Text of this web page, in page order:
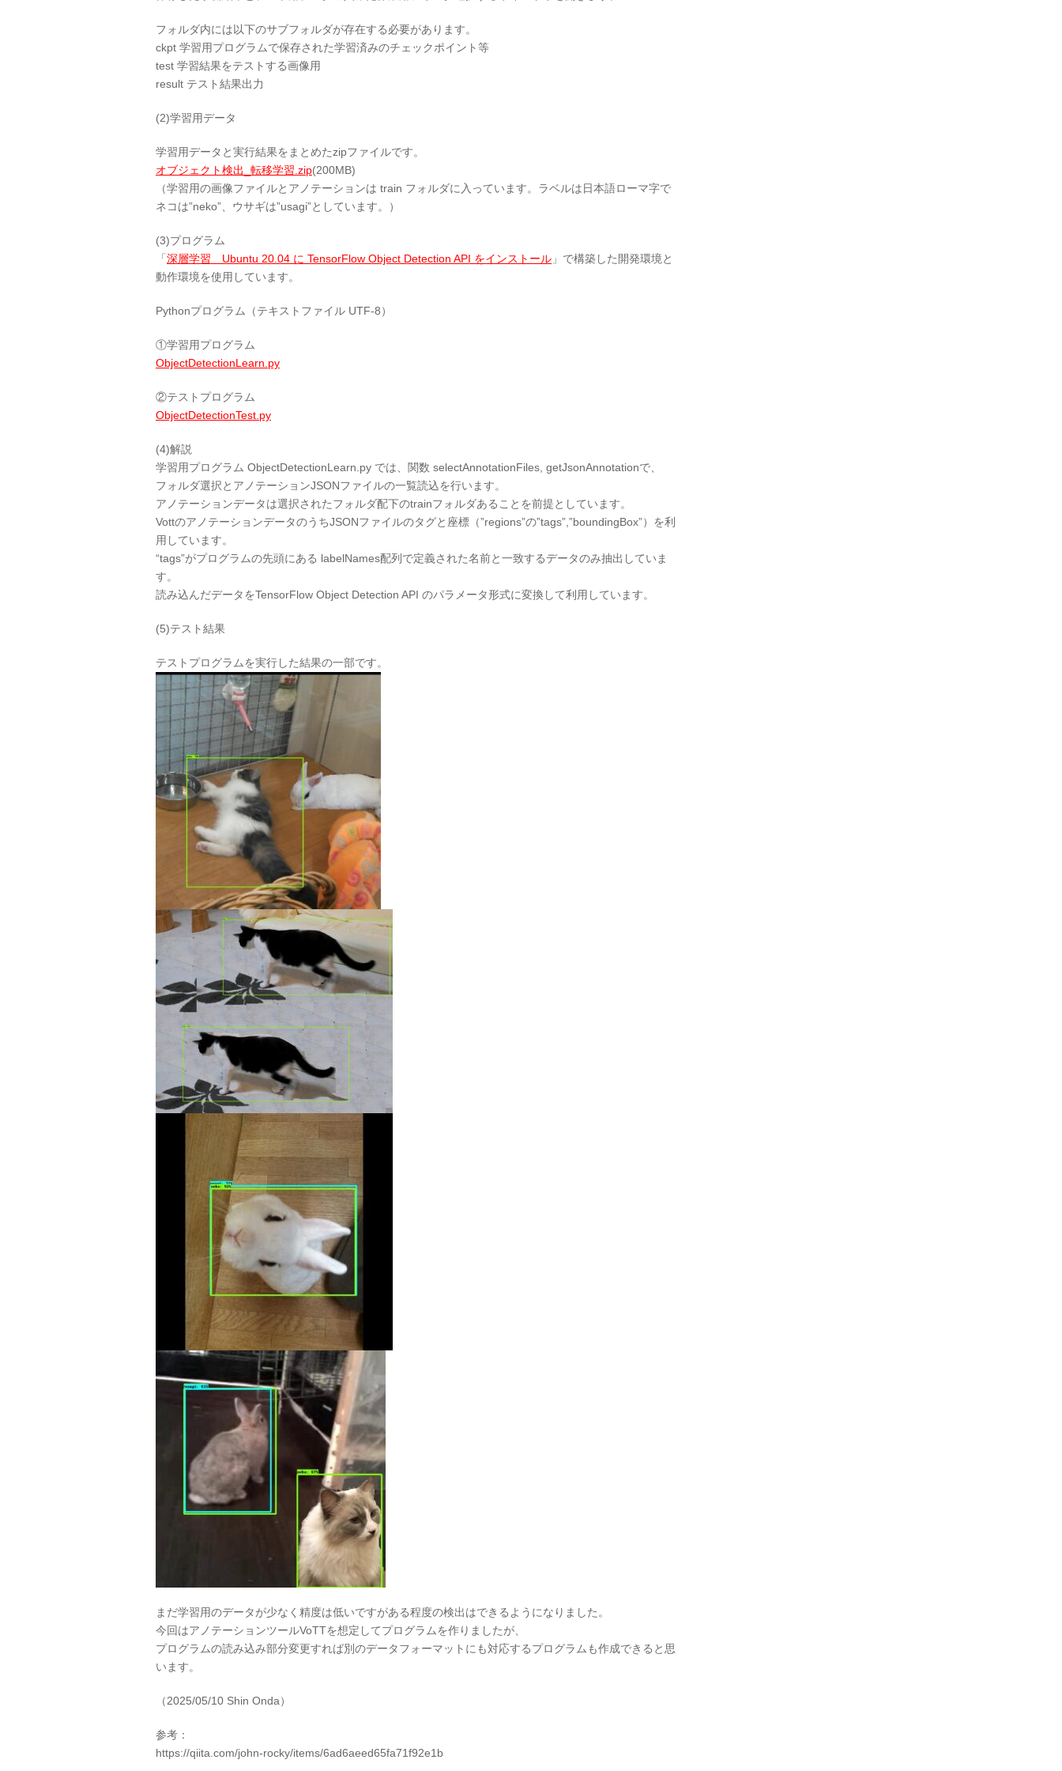
フォルダ内には以下のサブフォルダが存在する必要があります。
ckpt 学習用プログラムで保存された学習済みのチェックポイント等
test 学習結果をテストする画像用
result テスト結果出力
(2)学習用データ
学習用データと実行結果をまとめたzipファイルです。
オブジェクト検出_転移学習.zip(200MB)
（学習用の画像ファイルとアノテーションは train フォルダに入っています。ラベルは日本語ローマ字で
ネコは”neko”、ウサギは”usagi”としています。）
(3)プログラム
「 深層学習 Ubuntu 20.04 に TensorFlow Object Detection API をインストール 」で構築した開発環境と
動作環境を使用しています。
Pythonプログラム（テキストファイル UTF-8）
①学習用プログラム
ObjectDetectionLearn.py
②テストプログラム
ObjectDetectionTest.py
(4)解説
学習用プログラム ObjectDetectionLearn.py では、関数 selectAnnotationFiles, getJsonAnnotationで、
フォルダ選択とアノテーションJSONファイルの一覧読込を行います。
アノテーションデータは選択されたフォルダ配下のtrainフォルダあることを前提としています。
VottのアノテーションデータのうちJSONファイルのタグと座標（”regions”の”tags”,”boundingBox”）を利
用しています。
“tags”がプログラムの先頭にある labelNames配列で定義された名前と一致するデータのみ抽出していま
す。
読み込んだデータをTensorFlow Object Detection API のパラメータ形式に変換して利用しています。
(5)テスト結果
テストプログラムを実行した結果の一部です。
まだ学習用のデータが少なく精度は低いですがある程度の検出はできるようになりました。
今回はアノテーションツールVoTTを想定してプログラムを作りましたが、
プログラムの読み込み部分変更すれば別のデータフォーマットにも対応するプログラムも作成できると思
います。
（2025/05/10 Shin Onda）
参考：
https://qiita.com/john-rocky/items/6ad6aeed65fa71f92e1b